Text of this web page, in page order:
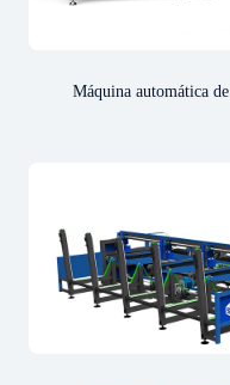
Máquina automática